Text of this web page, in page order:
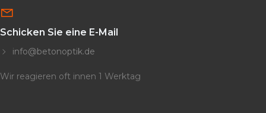
Schicken Sie eine E-Mail
info@betonoptik.de
Wir reagieren oft innen 1 Werktag